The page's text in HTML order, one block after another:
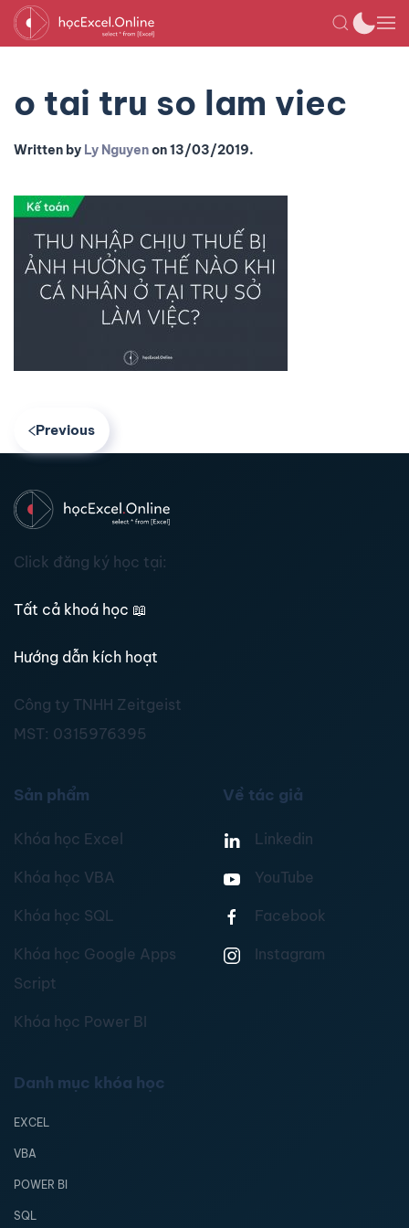
o tai tru so lam viec
Written by Ly Nguyenon13/03/2019.
Previous
Click đăng ký học tại:
Tất cả khoá học 📖
Hướng dẫn kích hoạt
Công ty TNHH Zeitgeist
MST: 0315976395
Sản phẩm
Khóa học Excel
Khóa học VBA
Khóa học SQL
Khóa học Google Apps
Script
Khóa học Power BI
Về tác giả
Linkedin
YouTube
Facebook
Instagram
Danh mục khóa học
EXCEL
VBA
POWER BI
SQL